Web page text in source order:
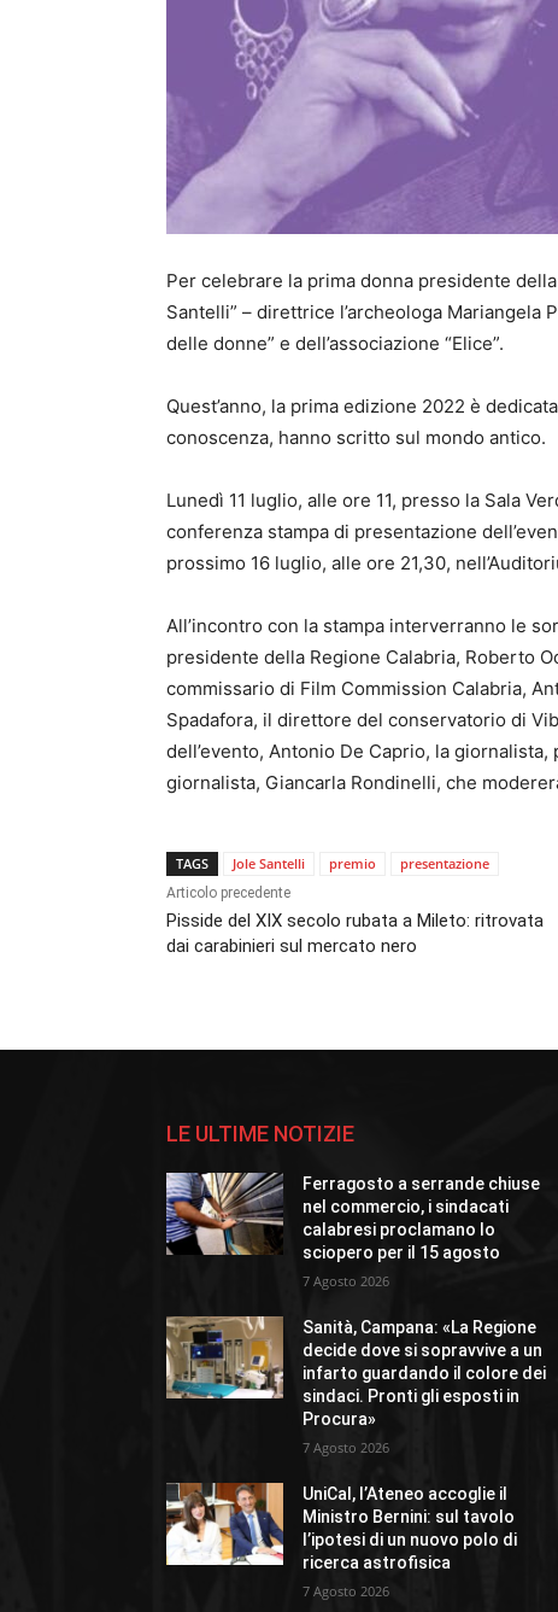
Per celebrare la prima donna presidente
Santelli” – direttrice l’archeologa Mariangela
delle donne” e dell’associazione “Elice”.
Quest’anno, la prima edizione 2022 è
conoscenza, hanno scritto sul mondo antico.
Lunedì 11 luglio, alle ore 11, presso la Sala
conferenza stampa di presentazione
prossimo 16 luglio, alle ore 21,30,
All’incontro con la stampa interverranno le
presidente della Regione Calabria, Roberto
commissario di Film Commission Calabria,
Spadafora, il direttore del conservatorio di
dell’evento, Antonio De Caprio, la
giornalista, Giancarla Rondinelli, che
TAGS Jole Santelli premio presentazione
Articolo precedente
Pisside del XIX secolo rubata a Mileto: ritrovata
dai carabinieri sul mercato nero
LE ULTIME NOTIZIE
Ferragosto a serrande chiuse
nel commercio, i sindacati
calabresi proclamano lo
sciopero per il 15 agosto
7 Agosto 2026
Sanità, Campana: «La Regione
decide dove si sopravvive a un
infarto guardando il colore dei
sindaci. Pronti gli esposti in
Procura»
7 Agosto 2026
UniCal, l’Ateneo accoglie il
Ministro Bernini: sul tavolo
l’ipotesi di un nuovo polo di
ricerca astrofisica
7 Agosto 2026